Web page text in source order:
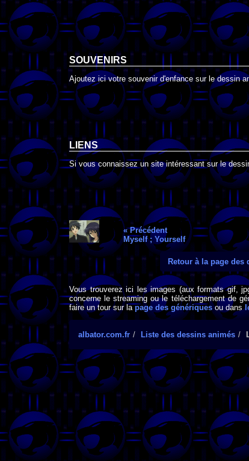
SOUVENIRS
Ajoutez ici votre souvenir d'enfance sur le dessin
LIENS
Si vous connaissez un site intéressant sur le
« Précédent
Myself ; Yourself
Retour à la page des
Vous trouverez ici les images (aux formats gif,
concerne le streaming ou le téléchargement de
faire un tour sur lapage des génériquesou dans
albator.com.fr Liste des dessins animés